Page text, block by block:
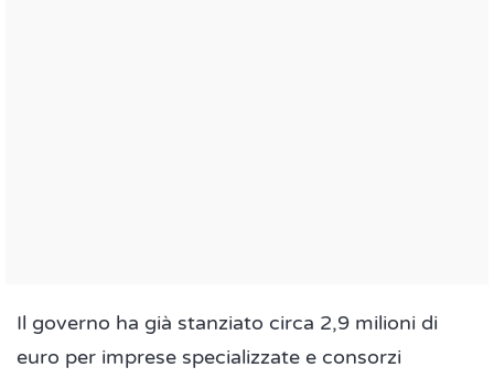
Il governo ha già stanziato circa 2,9 milioni di
euro per imprese specializzate e consorzi